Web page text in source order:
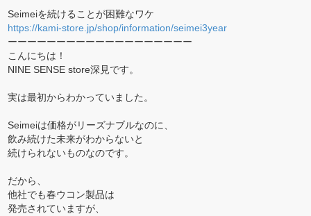
Seimeiを続けることが困難なワケ
https://kami-store.jp/shop/information/seimei3year
ーーーーーーーーーーーーーーーーーーー
こんにちは！
NINE SENSE store深見です。
実は最初からわかっていました。
Seimeiは価格がリーズナブルなのに、
飲み続けた未来がわからないと
続けられないものなのです。
だから、
他社でも春ウコン製品は
発売されていますが、